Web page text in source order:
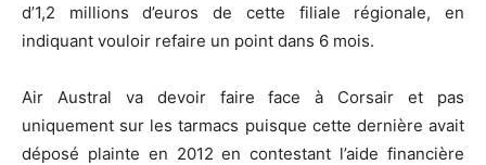
d’1,2 millions d’euros de cette filiale régionale, en
indiquant vouloir refaire un point dans 6 mois.
Air Austral va devoir faire face à Corsair et pas
uniquement sur les tarmacs puisque cette dernière avait
déposé plainte en 2012 en contestant l’aide financière